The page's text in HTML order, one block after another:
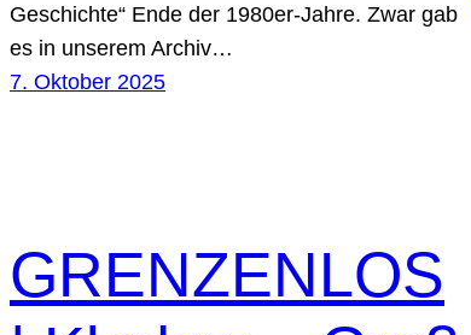
Geschichte“ Ende der 1980er-Jahre. Zwar gab
es in unserem Archiv…
7. Oktober 2025
GRENZENLOS